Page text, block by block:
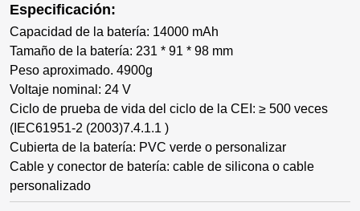
Especificación:
Capacidad de la batería: 14000 mAh
Tamaño de la batería: 231 * 91 * 98 mm
Peso aproximado. 4900g
Voltaje nominal: 24 V
Ciclo de prueba de vida del ciclo de la CEI: ≥ 500 veces
(IEC61951-2 (2003)7.4.1.1 )
Cubierta de la batería: PVC verde o personalizar
Cable y conector de batería: cable de silicona o cable
personalizado